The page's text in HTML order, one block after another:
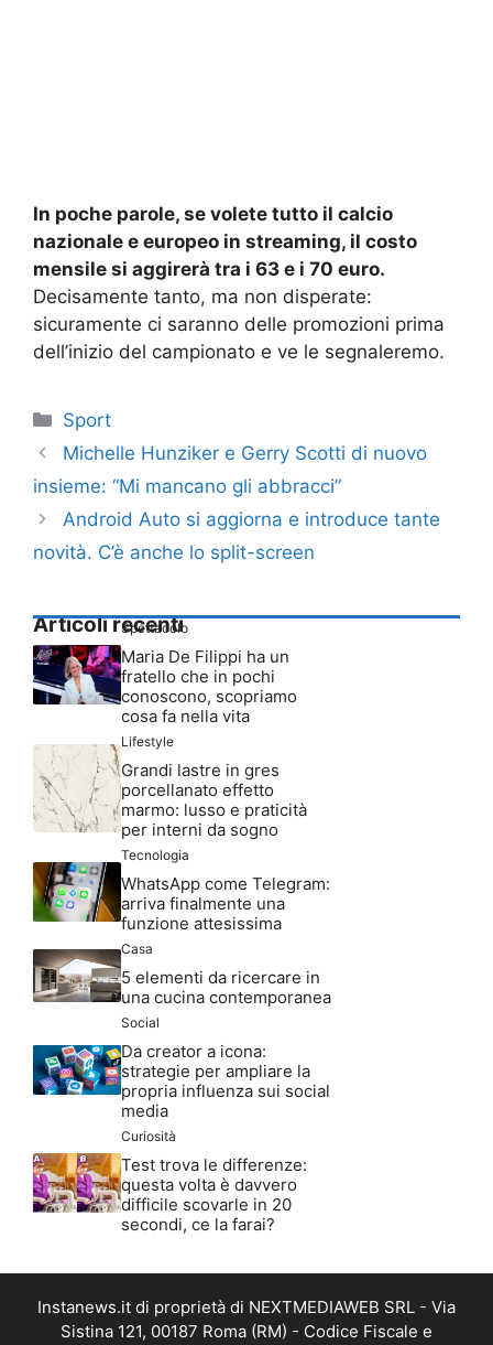
In poche parole, se volete tutto il calcio
nazionale e europeo in streaming, il costo
mensile si aggirerà tra i 63 e i 70 euro.
Decisamente tanto, ma non disperate:
sicuramente ci saranno delle promozioni prima
dell’inizio del campionato e ve le segnaleremo.
Categorie
Sport
Michelle Hunziker e Gerry Scotti di nuovo
insieme: “Mi mancano gli abbracci”
Android Auto si aggiorna e introduce tante
novità. C’è anche lo split-screen
Articoli recenti
Spettacolo
Maria De Filippi ha un
fratello che in pochi
conoscono, scopriamo
cosa fa nella vita
Lifestyle
Grandi lastre in gres
porcellanato effetto
marmo: lusso e praticità
per interni da sogno
Tecnologia
WhatsApp come Telegram:
arriva finalmente una
funzione attesissima
Casa
5 elementi da ricercare in
una cucina contemporanea
Social
Da creator a icona:
strategie per ampliare la
propria influenza sui social
media
Curiosità
Test trova le differenze:
questa volta è davvero
difficile scovarle in 20
secondi, ce la farai?
Instanews.it di proprietà di NEXTMEDIAWEB SRL - Via
Sistina 121, 00187 Roma (RM) - Codice Fiscale e